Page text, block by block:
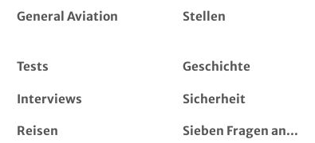
General Aviation Stellen
Tests Geschichte
Interviews Sicherheit
Reisen Sieben Fragen an...